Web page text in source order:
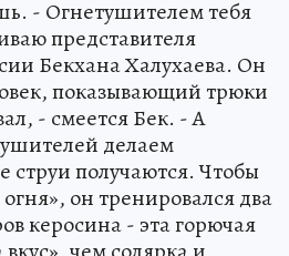
- Огнетушителем тебя
представителя
Бекхана Халухаева. Он
показывающий трюки
- смеется Бек. - А
делаем
струи получаются. Чтобы
он тренировался два
керосина - эта горючая